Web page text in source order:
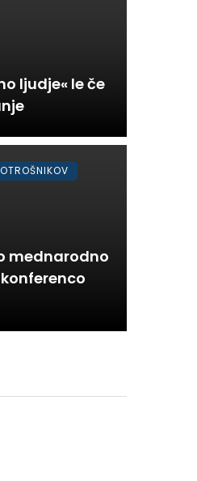
ljudje« le če
mednarodno